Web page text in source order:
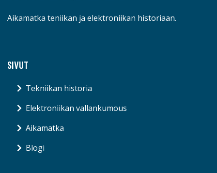
Aikamatka teniikan ja elektroniikan historiaan.
SIVUT
Tekniikan historia
Elektroniikan vallankumous
Aikamatka
Blogi